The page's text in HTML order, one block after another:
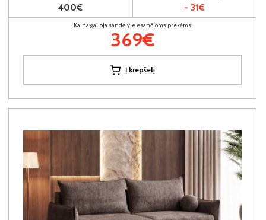
400€ - 31€
Kaina galioja sandėlyje esančioms prekėms
369€
Į krepšelį